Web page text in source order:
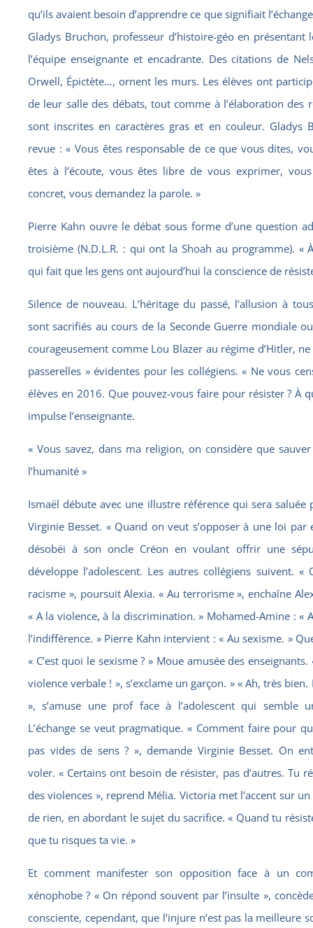
qu’ils avaient besoin d’apprendre ce que signifiait
Gladys Bruchon, professeur d’histoire-géo en
l’équipe enseignante et encadrante. Des citations de
Orwell, Épictète…, ornent les murs. Les élèves ont
de leur salle des débats, tout comme à l’élaboration des
sont inscrites en caractères gras et en couleur. Gladys
revue : « Vous êtes responsable de ce que vous dites,
êtes à l’écoute, vous êtes libre de vous exprimer,
concret, vous demandez la parole. »
Pierre Kahn ouvre le débat sous forme d’une question
troisième (N.D.L.R. : qui ont la Shoah au programme). «
qui fait que les gens ont aujourd’hui la conscience de
Silence de nouveau. L’héritage du passé, l’allusion à
sont sacrifiés au cours de la Seconde Guerre mondiale
courageusement comme Lou Blazer au régime d’Hitler,
passerelles » évidentes pour les collégiens. « Ne vous
élèves en 2016. Que pouvez-vous faire pour résister ? À
impulse l’enseignante.
« Vous savez, dans ma religion, on considère que
l’humanité »
Ismaël débute avec une illustre référence qui sera
Virginie Besset. « Quand on veut s’opposer à une loi
désobéi à son oncle Créon en voulant offrir une
développe l’adolescent. Les autres collégiens suivent. «
racisme », poursuit Alexia. « Au terrorisme », enchaîne
« A la violence, à la discrimination. » Mohamed-Amine : «
l’indifférence. » Pierre Kahn intervient : « Au sexisme. »
« C’est quoi le sexisme ? » Moue amusée des
violence verbale ! », s’exclame un garçon. » « Ah, très bien.
», s’amuse une prof face à l’adolescent qui semble
L’échange se veut pragmatique. « Comment faire pour
pas vides de sens ? », demande Virginie Besset. On
voler. « Certains ont besoin de résister, pas d’autres. Tu
des violences », reprend Mélia. Victoria met l’accent sur
de rien, en abordant le sujet du sacrifice. « Quand tu
que tu risques ta vie. »
Et comment manifester son opposition face à un
xénophobe ? « On répond souvent par l’insulte »,
consciente, cependant, que l’injure n’est pas la meilleure